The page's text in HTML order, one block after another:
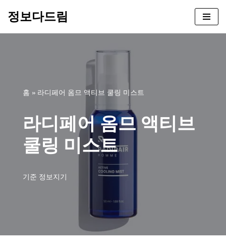
정보다드림
홈 » 라디페어 옴므 액티브 쿨링 미스트
라디페어 옴므 액티브
쿨링 미스트
기준 정보지기